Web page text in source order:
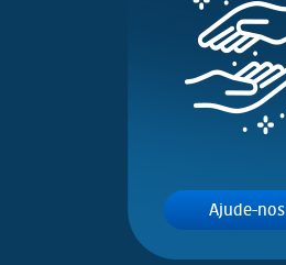
Ajude-nos